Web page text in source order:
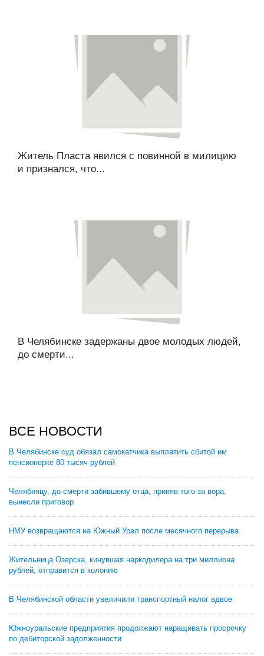
Житель Пласта явился с повинной в милицию
и признался, что...
В Челябинске задержаны двое молодых людей,
до смерти...
ВСЕ НОВОСТИ
В Челябинске суд обязал самокатчика выплатить сбитой им
пенсионерке 80 тысяч рублей
Челябинцу, до смерти забившему отца, приняв того за вора,
вынесли приговор
НМУ возвращаются на Южный Урал после месячного перерыва
Жительница Озерска, кинувшая наркодилера на три миллиона
рублей, отправится в колонию
В Челябинской области увеличили транспортный налог вдвое
Южноуральские предприятия продолжают наращивать просрочку
по дебиторской задолженности